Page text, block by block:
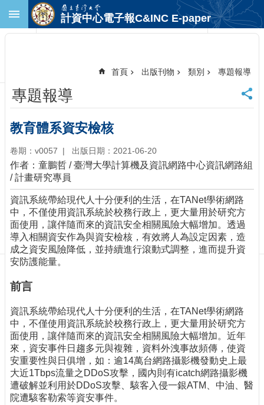
跳到主要內容區塊
首
頁
臺
大
首
頁
計
中
首
頁
聯
絡
資
訊
訂
閱/
取
網
導
覽
最
計資中心電子報C&INC E-paper
首頁 出版刊物 類別 專題報導
專題報導
教育體系資安檢核
卷期：v0057 出版日期：2021-06-20
作者：童鵬哲 /臺灣大學計算機及資訊網路中心資訊網路組
/計畫研究專員
資訊系統帶給現代人十分便利的生活，在TANet學術網路
中，不僅使用資訊系統於校務行政上，更大量用於研究方
面使用，讓伴隨而來的資訊安全相關風險大幅增加。透過
導入相關資安作為與資安檢核，有效將人為設定因素，造
成之資安風險降低，並持續進行滾動式調整，進而提升資
安防護能量。
前言
資訊系統帶給現代人十分便利的生活，在TANet學術網路
中，不僅使用資訊系統於校務行政上，更大量用於研究方
面使用，讓伴隨而來的資訊安全相關風險大幅增加。近年
來，資安事件日趨多元與複雜，資料外洩事故頻傳，使資
安重要性與日俱增，如：逾14萬台網路攝影機發動史上最
大近1Tbps流量之DDoS攻擊，國內則有icatch網路攝影機
遭破解並利用於DDoS攻擊、駭客入侵一銀ATM、中油、醫
院遭駭客勒索等資安事件。